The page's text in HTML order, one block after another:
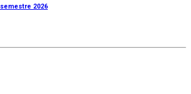
semestre 2026